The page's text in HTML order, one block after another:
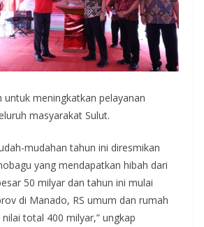
meningkatkan pelayanan
masyarakat Sulut.
mudahan tahun ini diresmikan
yang mendapatkan hibah dari
50 milyar dan tahun ini mulai
di Manado, RS umum dan rumah
total 400 milyar,” ungkap